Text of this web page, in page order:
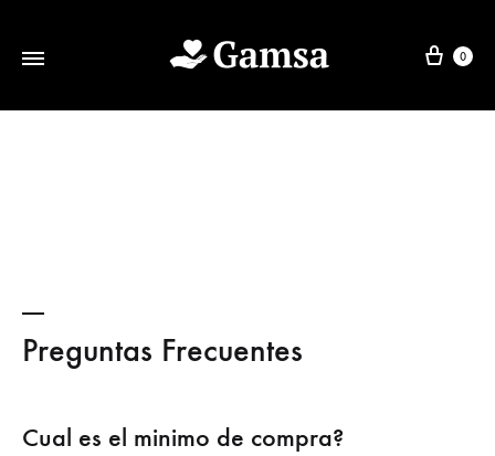
by
Femenina
0
Preguntas Frecuentes
Cual es el minimo de compra?